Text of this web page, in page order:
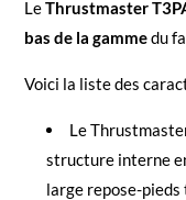
LeThrustmaster
bas de la gammedu
Voici la liste des
Le
structure interne
large repose-